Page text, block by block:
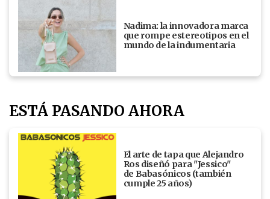
Nadima: la innovadora marca
que rompe estereotipos en el
mundo de la indumentaria
ESTÁ PASANDO AHORA
El arte de tapa que Alejandro
Ros diseñó para "Jessico"
de Babasónicos (también
cumple 25 años)